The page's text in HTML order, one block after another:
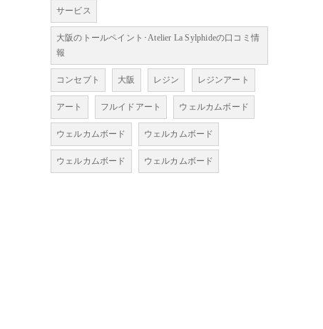
サービス
大阪のトールペイント･Atelier La Sylphideの口コミ情
報
コンセプト 大阪 レジン レジンアート
アート フルイドアート ウェルカムボード
ウェルカムボード ウェルカムボード
ウェルカムボード ウェルカムボード